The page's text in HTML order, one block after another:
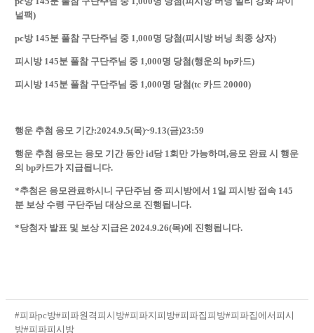
널팩)
pc방 145분 풀참 구단주님 중 1,000명 당첨(피시방 버닝 최종 상자)
피시방 145분 풀참 구단주님 중 1,000명 당첨(행운의 bp카드)
피시방 145분 풀참 구단주님 중 1,000명 당첨(tc 카드 20000)
행운 추첨 응모 기간:2024.9.5(목)~9.13(금)23:59
행운 추첨 응모는 응모 기간 동안 id당 1회만 가능하며,응모 완료 시 행운
의 bp카드가 지급됩니다.
*추첨은 응모완료하시니 구단주님 중 피시방에서 1일 피시방 접속 145
분 보상 수령 구단주님 대상으로 진행됩니다.
*당첨자 발표 및 보상 지급은 2024.9.26(목)에 진행됩니다.
#피파pc방#피파원격피시방#피파지피방#피파집피방#피파집에서피시
방#피파피시방